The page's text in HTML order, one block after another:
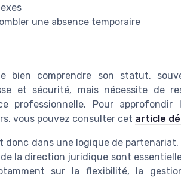
une absence temporaire
comprendre son statut,
et sécurité, mais nécessite de
professionnelle. Pour
vous pouvez consulter cet article
dans une logique de partenariat,
la direction juridique sont
sur la flexibilité, la